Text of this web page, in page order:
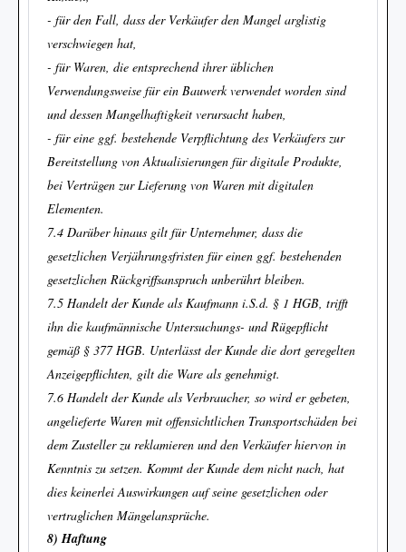
- für den Fall, dass der Verkäufer den Mangel arglistig
verschwiegen hat,
- für Waren, die entsprechend ihrer üblichen
Verwendungsweise für ein Bauwerk verwendet worden sind
und dessen Mangelhaftigkeit verursacht haben,
- für eine ggf. bestehende Verpflichtung des Verkäufers zur
Bereitstellung von Aktualisierungen für digitale Produkte,
bei Verträgen zur Lieferung von Waren mit digitalen
Elementen.
7.4 Darüber hinaus gilt für Unternehmer, dass die
gesetzlichen Verjährungsfristen für einen ggf. bestehenden
gesetzlichen Rückgriffsanspruch unberührt bleiben.
7.5 Handelt der Kunde als Kaufmann i.S.d. § 1 HGB, trifft
ihn die kaufmännische Untersuchungs- und Rügepflicht
gemäß § 377 HGB. Unterlässt der Kunde die dort geregelten
Anzeigepflichten, gilt die Ware als genehmigt.
7.6 Handelt der Kunde als Verbraucher, so wird er gebeten,
angelieferte Waren mit offensichtlichen Transportschäden bei
dem Zusteller zu reklamieren und den Verkäufer hiervon in
Kenntnis zu setzen. Kommt der Kunde dem nicht nach, hat
dies keinerlei Auswirkungen auf seine gesetzlichen oder
vertraglichen Mängelansprüche.
8) Haftung